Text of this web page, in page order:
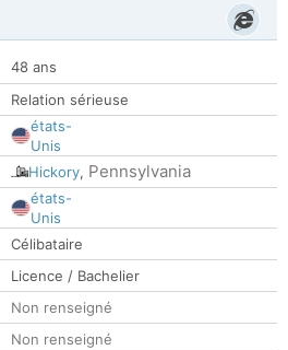
48 ans
Relation sérieuse
états-
Unis
Hickory, Pennsylvania
états-
Unis
Célibataire
Licence / Bachelier
Non renseigné
Non renseigné